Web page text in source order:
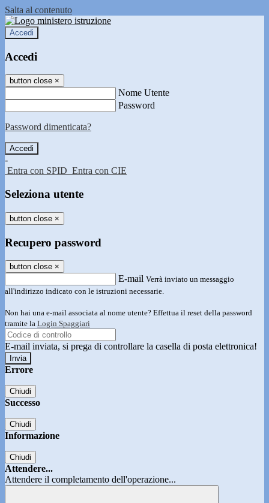
Salta al contenuto
Accedi
Accedi
button close ×
Nome Utente
Password
Password dimenticata?
-
Entra con SPID Entra con CIE
Seleziona utente
button close ×
Recupero password
button close ×
E-mail Verrà inviato un messaggio
all'indirizzo indicato con le istruzioni necessarie.
Non hai una e-mail associata al nome utente? Effettua il reset della password
tramite la Login Spaggiari
E-mail inviata, si prega di controllare la casella di posta elettronica!
Errore
Chiudi
Successo
Chiudi
Informazione
Chiudi
Attendere...
Attendere il completamento dell'operazione...